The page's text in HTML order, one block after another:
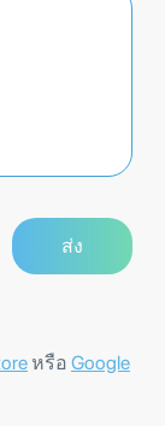
หรือ Google